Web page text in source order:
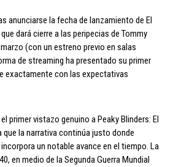
anunciarse la fecha de lanzamiento de El
dará cierre a las peripecias de Tommy
(con un estreno previo en salas
de streaming ha presentado su primer
exactamente con las expectativas
primer vistazo genuino a Peaky Blinders: El
la narrativa continúa justo donde
un notable avance en el tiempo. La
en medio de la Segunda Guerra Mundial